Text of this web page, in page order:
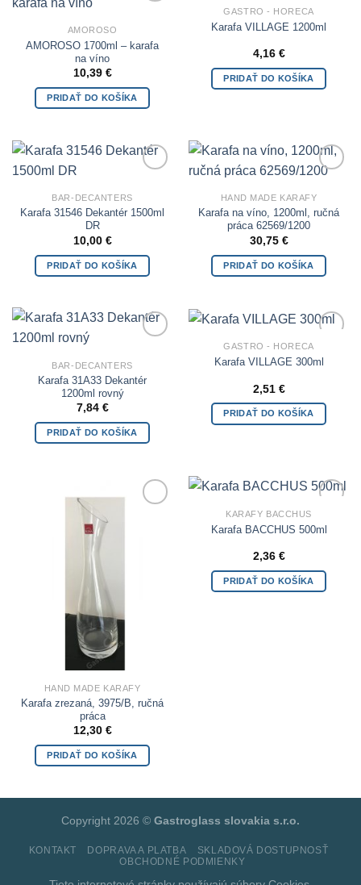
AMOROSO
AMOROSO 1700ml – karafa
na víno
10,39 €
PRIDAŤ DO KOŠÍKA
Add to
Wishlist
GASTRO - HORECA
Karafa VILLAGE 1200ml
4,16 €
PRIDAŤ DO KOŠÍKA
BAR-DECANTERS
Karafa 31546 Dekantér 1500ml
DR
10,00 €
PRIDAŤ DO KOŠÍKA
HAND MADE KARAFY
Karafa na víno, 1200ml, ručná
práca 62569/1200
30,75 €
PRIDAŤ DO KOŠÍKA
BAR-DECANTERS
Karafa 31A33 Dekantér
1200ml rovný
7,84 €
PRIDAŤ DO KOŠÍKA
Add to
Wishlist
GASTRO - HORECA
Karafa VILLAGE 300ml
2,51 €
PRIDAŤ DO KOŠÍKA
HAND MADE KARAFY
Karafa zrezaná, 3975/B, ručná
práca
12,30 €
PRIDAŤ DO KOŠÍKA
Add to
Wishlist
KARAFY BACCHUS
Karafa BACCHUS 500ml
2,36 €
PRIDAŤ DO KOŠÍKA
Copyright 2026 © Gastroglass slovakia s.r.o.
KONTAKT DOPRAVA A PLATBA
SKLADOVÁ DOSTUPNOSŤ
OBCHODNÉ PODMIENKY